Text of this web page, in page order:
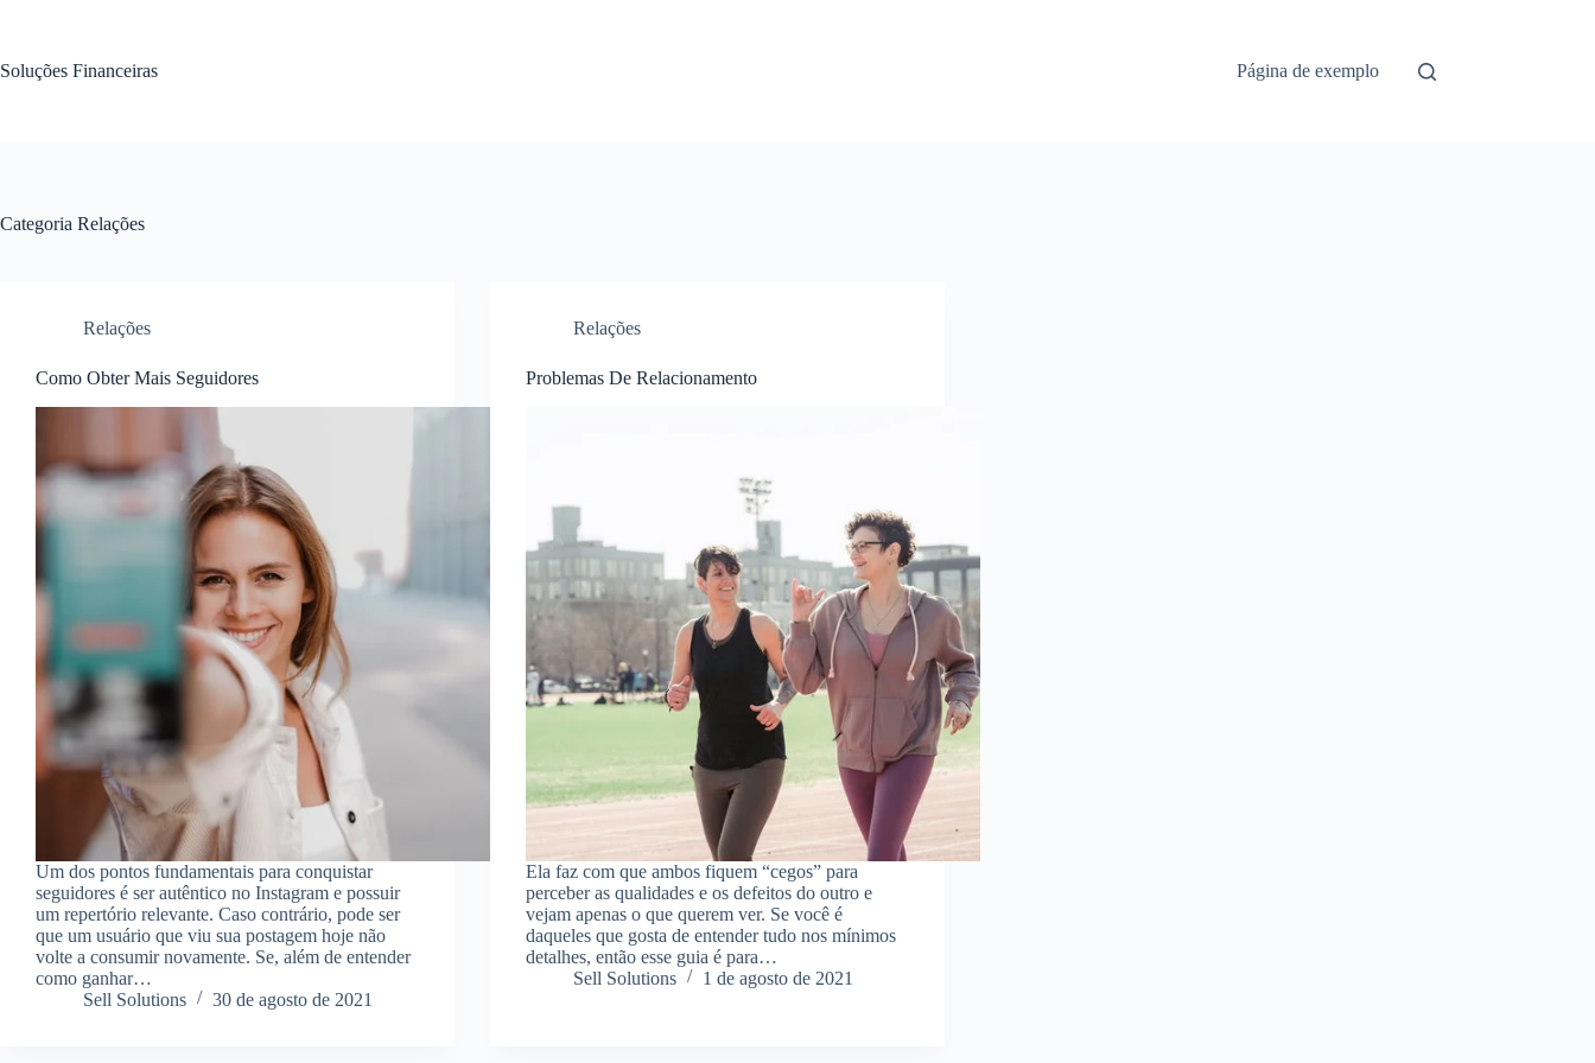
conteúdo
Soluções Financeiras Página de exemplo
Categoria Relações
Relações
Como Obter Mais Seguidores
Um dos pontos fundamentais para conquistar
seguidores é ser autêntico no Instagram e possuir
um repertório relevante. Caso contrário, pode ser
que um usuário que viu sua postagem hoje não
volte a consumir novamente. Se, além de entender
como ganhar…
Sell Solutions
30 de agosto de 2021
Relações
Problemas De Relacionamento
Ela faz com que ambos fiquem “cegos” para
perceber as qualidades e os defeitos do outro e
vejam apenas o que querem ver. Se você é
daqueles que gosta de entender tudo nos mínimos
detalhes, então esse guia é para…
Sell Solutions
1 de agosto de 2021